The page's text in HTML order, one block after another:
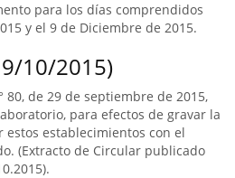
para los días comprendidos
y el 9 de Diciembre de 2015.
10/2015)
80, de 29 de septiembre de 2015,
para efectos de gravar la
establecimientos con el
(Extracto de Circular publicado